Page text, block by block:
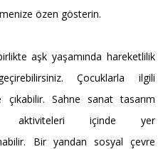
özen gösterin.
aşk yaşamında hareketlilik
Çocuklarla ilgili
Sahne sanat tasarım
aktiviteleri içinde yer
Bir yandan sosyal çevre